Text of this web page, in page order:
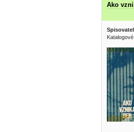
Ako
Spisovatel